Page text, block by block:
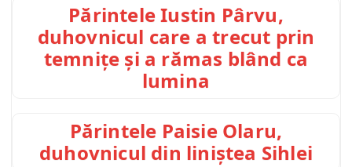
Părintele Iustin Pârvu,
duhovnicul care a trecut prin
temnițe și a rămas blând ca
lumina
Părintele Paisie Olaru,
duhovnicul din liniștea Sihlei